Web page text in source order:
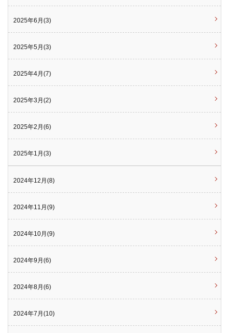
2025年6月(3)
2025年5月(3)
2025年4月(7)
2025年3月(2)
2025年2月(6)
2025年1月(3)
2024年12月(8)
2024年11月(9)
2024年10月(9)
2024年9月(6)
2024年8月(6)
2024年7月(10)